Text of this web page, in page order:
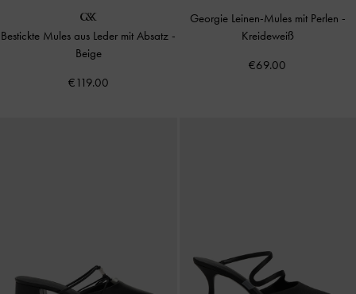
Bestickte Mules aus Leder mit Absatz -
Beige
€119.00
Georgie Leinen-Mules mit Perlen -
Kreideweiß
€69.00